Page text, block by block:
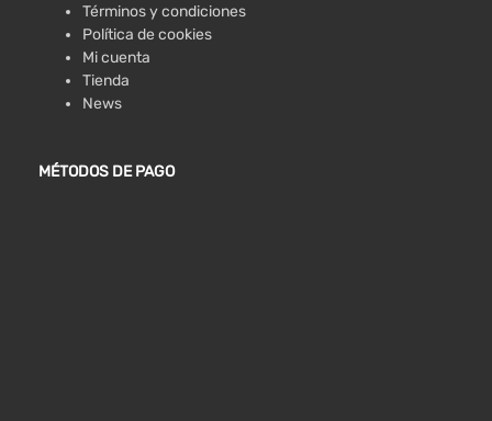
Términos y condiciones
Política de cookies
Mi cuenta
Tienda
News
MÉTODOS DE PAGO